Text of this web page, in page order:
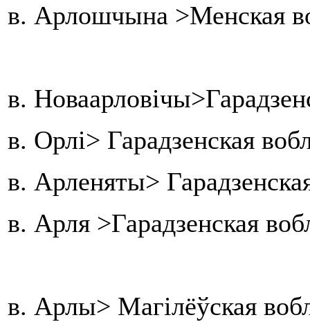
в. Арлошчына >Менская
в.
в. Орлі> Гарадзенская
в. Арленяты>
в. Арля >Гарадзенская
в. Арлы> Магілёўская